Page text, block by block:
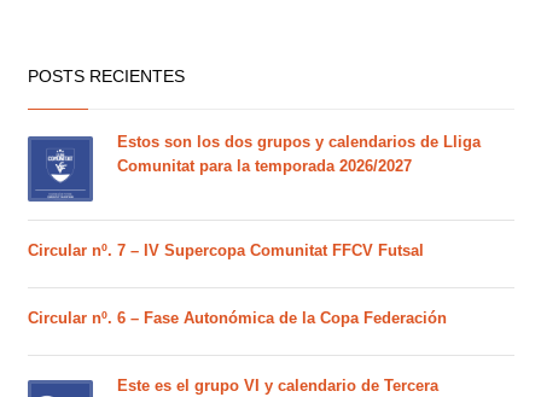
POSTS RECIENTES
Estos son los dos grupos y calendarios de Lliga
Comunitat para la temporada 2026/2027
Circular nº. 7 – IV Supercopa Comunitat FFCV Futsal
Circular nº. 6 – Fase Autonómica de la Copa Federación
Este es el grupo VI y calendario de Tercera